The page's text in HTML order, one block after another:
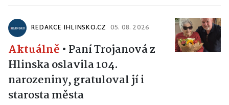
REDAKCE IHLINSKO.CZ 05. 08. 2026
Aktuálně • Paní Trojanová z
Hlinska oslavila 104.
narozeniny, gratuloval jí i
starosta města